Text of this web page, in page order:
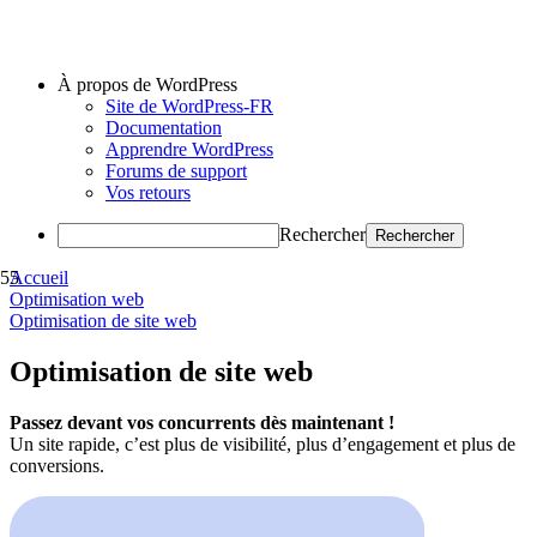
À propos de WordPress
Site de WordPress-FR
Documentation
Apprendre WordPress
Forums de support
Vos retours
Rechercher
Accueil
Optimisation web
Optimisation de site web
Optimisation de site web
Passez devant vos concurrents dès maintenant !
Un site rapide, c’est plus de visibilité, plus d’engagement et plus de
conversions.